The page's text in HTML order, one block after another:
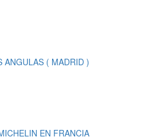
ANGULAS ( MADRID )
EN FRANCIA